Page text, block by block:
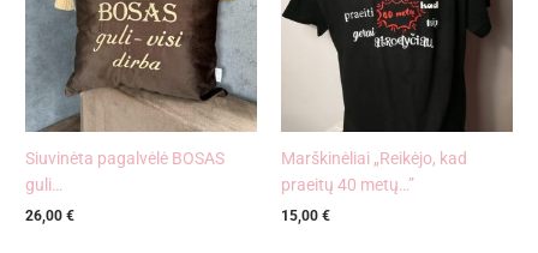
Siuvinėta pagalvėlė BOSAS
guli…
26,00€
Marškinėliai „Reikėjo, kad
praeitų 40 metų…”
15,00 €